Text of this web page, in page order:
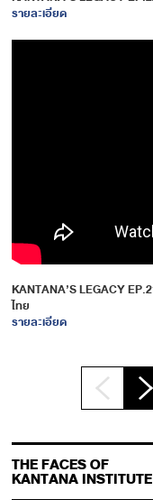
รายละเอียด
KANTANA’S LEGACY
ไทย
รายละเอียด
THE FACES OF
KANTANA INSTITUTE